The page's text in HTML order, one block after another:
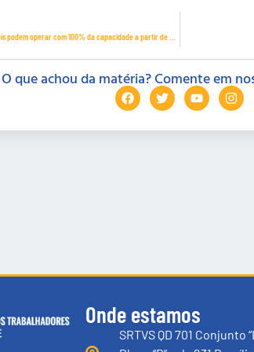
O que achou da matéria? Comente em
Onde estamos
SRTVS QD 701 Conjunto